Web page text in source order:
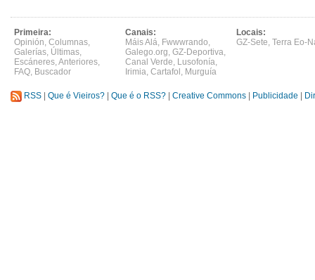
Primeira:
Opinión, Columnas,
Galerías, Últimas,
Escáneres,Anteriores,
FAQ, Buscador
Canais:
Máis Alá, Fwwwrando,
Galego.org, GZ-Deportiva,
Canal Verde, Lusofonía,
Irimia, Cartafol , Murguía
Locais:
GZ-Sete, Terra Eo-
RSS Que é Vieiros? Que é o RSS? Creative Commons Publicidade